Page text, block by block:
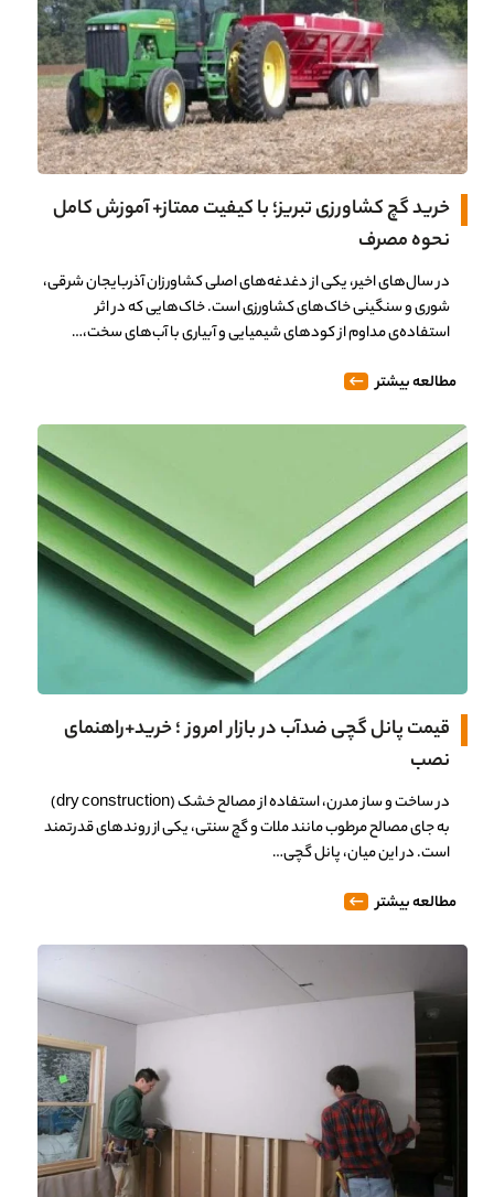
خرید گچ کشاورزی تبریز؛ با کیفیت ممتاز+ آموزش کامل
نحوه مصرف
در سال‌های اخیر، یکی از دغدغه‌های اصلی کشاورزان آذربایجان شرقی،
شوری و سنگینی خاک‌های کشاورزی است. خاک‌هایی که در اثر
استفاده‌ی مداوم از کودهای شیمیایی و آبیاری با آب‌های سخت،…
مطالعه بیشتر
قیمت پانل گچی ضدآب در بازار امروز ؛ خرید+راهنمای
نصب
در ساخت و ساز مدرن، استفاده از مصالح خشک (dry construction)
به جای مصالح مرطوب مانند ملات و گچ سنتی، یکی از روندهای قدرتمند
است. در این میان، پانل گچی…
مطالعه بیشتر